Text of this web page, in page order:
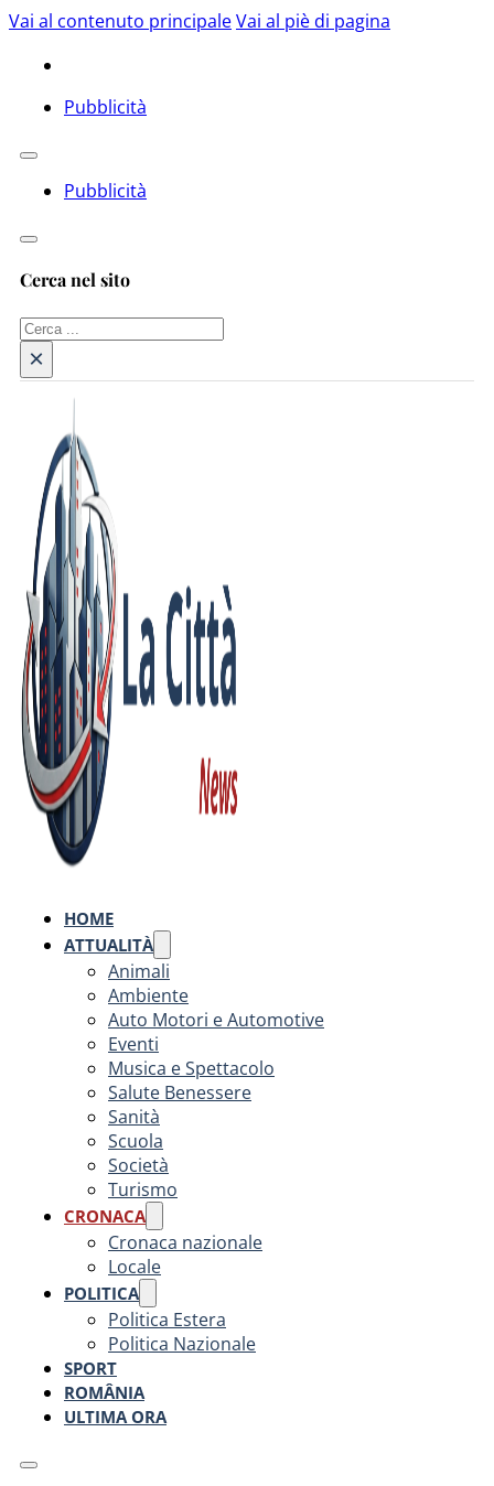
Vai al contenuto principaleVai al piè di pagina
Pubblicità
Pubblicità
Cerca nel sito
Cerca
×
HOME
ATTUALITÀ
Animali
Ambiente
Auto Motori e Automotive
Eventi
Musica e Spettacolo
Salute Benessere
Sanità
Scuola
Società
Turismo
CRONACA
Cronaca nazionale
Locale
POLITICA
Politica Estera
Politica Nazionale
SPORT
ROMÂNIA
ULTIMA ORA